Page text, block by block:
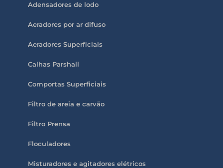
Adensadores de lodo
Aeradores por ar difuso
Aeradores Superficiais
Calhas Parshall
Comportas Superficiais
Filtro de areia e carvão
Filtro Prensa
Floculadores
Misturadores e agitadores elétricos